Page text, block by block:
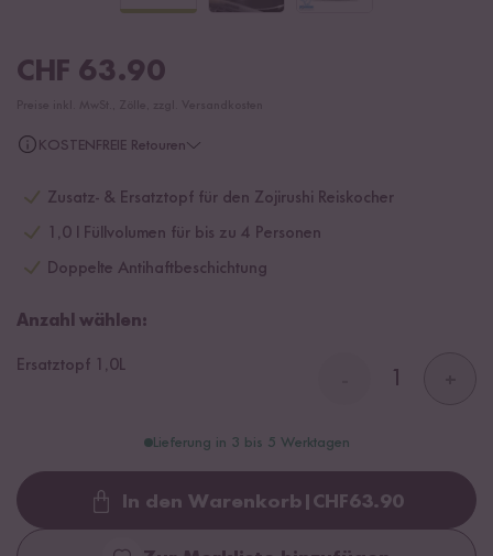
CHF 63.90
KOSTENFREIE Retouren
Zusatz- & Ersatztopf für den Zojirushi Reiskocher
1,0 l Füllvolumen für bis zu 4 Personen
Doppelte Antihaftbeschichtung
Anzahl wählen:
Ersatztopf 1,0L
Lieferung in 3 bis 5 Werktagen
Loading...
In den Warenkorb CHF63.90